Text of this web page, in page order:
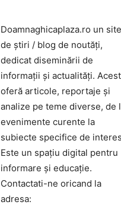
Doamnaghicaplaza.ro un site
de știri / blog de noutăți,
dedicat diseminării de
informații și actualități.
oferă articole, reportaje și
analize pe teme diverse, de
evenimente curente la
subiecte specifice de
Este un spațiu digital pentru
informare și educație.
Contactati-ne oricand la
adresa: